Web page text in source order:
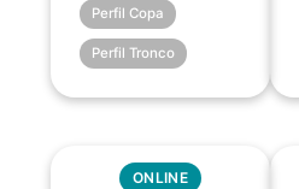
Perfil Copa
Perfil Tronco
ONLINE